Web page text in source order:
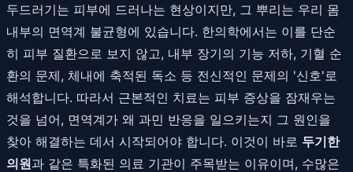
두드러기는 피부에 드러나는 현상이지만, 그 뿌리는 우리 몸
내부의 면역계 불균형에 있습니다. 한의학에서는 이를 단순
히 피부 질환으로 보지 않고, 내부 장기의 기능 저하, 기혈 순
환의 문제, 체내에 축적된 독소 등 전신적인 문제의 '신호'로
해석합니다. 따라서 근본적인 치료는 피부 증상을 잠재우는
것을 넘어, 면역계가 왜 과민 반응을 일으키는지 그 원인을
찾아 해결하는 데서 시작되어야 합니다. 이것이 바로 두기한
의원과 같은 특화된 의료 기관이 주목받는 이유이며, 수많은